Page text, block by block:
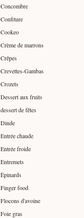
Concombre
Confiture
Cookeo
Crème de marrons
Crêpes
Crevettes-Gambas
Crozets
Dessert aux fruits
dessert de fêtes
Dinde
Entrée chaude
Entrée froide
Entremets
Épinards
Finger food
Flocons d'avoine
Foie gras